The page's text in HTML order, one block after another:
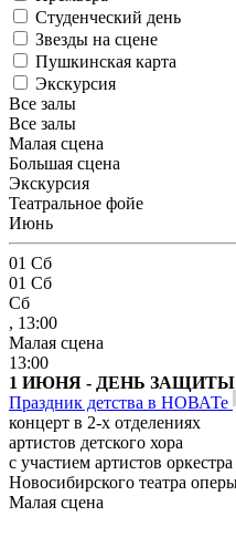
Студенческий день
Звезды на сцене
Пушкинская карта
Экскурсия
Все залы
Все залы
Малая сцена
Большая сцена
Экскурсия
Театральное фойе
Июнь
01 Сб
01 Сб
Сб
, 13:00
Малая сцена
13:00
1 ИЮНЯ - ДЕНЬ
Праздник детства в НОВАТе
концерт в 2-х отделениях
артистов детского хора
с участием артистов
Новосибирского театра
Малая сцена